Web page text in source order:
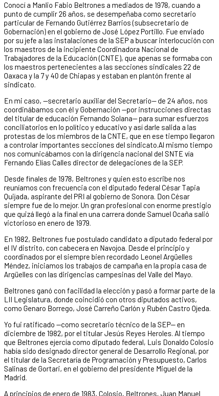
Conocí a Manlio Fabio Beltrones a mediados de 1978, cuando a
punto de cumplir 26 años, se desempeñaba como secretario
particular de Fernando Gutiérrez Barrios (subsecretario de
Gobernación) en el gobierno de José López Portillo. Fue enviado
por su jefe a las instalaciones de la SEP a buscar interlocución con
los maestros de la incipiente Coordinadora Nacional de
Trabajadores de la Educación (CNTE), que apenas se formaba con
los maestros pertenecientes a las secciones sindicales 22 de
Oaxaca y la 7 y 40 de Chiapas y estaban en plantón frente al
sindicato.
En mi caso, —secretario auxiliar del Secretario— de 24 años, nos
coordinábamos con él y Gobernación —por instrucciones directas
del titular de educación Fernando Solana— para sumar esfuerzos
conciliatorios en lo político y educativo y así darle salida a las
protestas de los miembros de la CNTE, que en ese tiempo llegaron
a controlar importantes secciones del sindicato.Al mismo tiempo
nos comunicábamos con la dirigencia nacional del SNTE vía
Fernando Elías Calles director de delegaciones de la SEP.
Desde finales de 1978, Beltrones y quien esto escribe nos
reuníamos con frecuencia con el diputado federal César Tapia
Quijada, aspirante del PRI al gobierno de Sonora. Don César
siempre fue de lo mejor. Un gran profesional con enorme prestigio
que quizá llegó a la final en una carrera donde Samuel Ocaña salió
victorioso en enero de 1979.
En 1982, Beltrones fue postulado candidato a diputado federal por
el IV distrito, con cabecera en Navojoa. Desde el principio y
coordinados por el siempre bien recordado Leonel Argüelles
Méndez, iniciamos los trabajos de campaña en la propia casa de
Argüelles con las dirigencias campesinas del Valle del Mayo.
Beltrones ganó con facilidad la elección y pasó a formar parte de la
LII Legislatura, donde coincidió con otros diputados activos,
como Genaro Borrego, José Carreño Carlón y Rubén Castro Ojeda.
Yo fui ratificado —como secretario técnico de la SEP— en
diciembre de 1982, por el titular Jesús Reyes Heroles. Al tiempo
que Beltrones ejercía como diputado federal, Luis Donaldo Colosio
había sido designado director general de Desarrollo Regional, por
el titular de la Secretaría de Programación y Presupuesto, Carlos
Salinas de Gortari, en el gobierno del presidente Miguel de la
Madrid.
A principios de enero de 1983, Colosio, Beltrones, Juan Manuel